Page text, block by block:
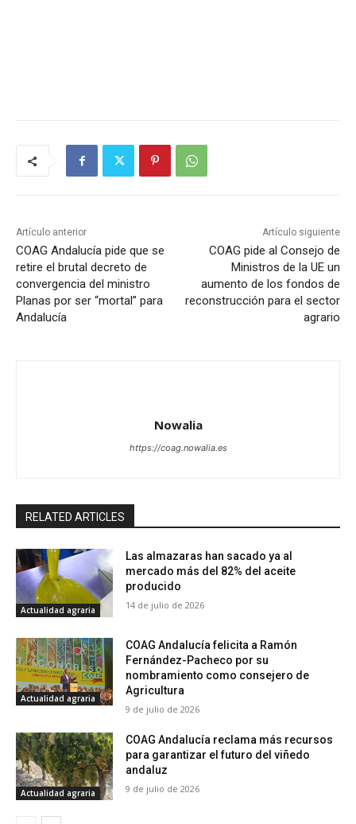
Artículo anterior
COAG Andalucía pide que se
retire el brutal decreto de
convergencia del ministro
Planas por ser “mortal” para
Andalucía
Artículo siguiente
COAG pide al Consejo de
Ministros de la UE un
aumento de los fondos de
reconstrucción para el sector
agrario
Nowalia
https://coag.nowalia.es
RELATED ARTICLES
Actualidad agraria
Las almazaras han sacado ya al
mercado más del 82% del aceite
producido
14 de julio de 2026
Actualidad agraria
COAG Andalucía felicita a Ramón
Fernández-Pacheco por su
nombramiento como consejero de
Agricultura
9 de julio de 2026
Actualidad agraria
COAG Andalucía reclama más recursos
para garantizar el futuro del viñedo
andaluz
9 de julio de 2026